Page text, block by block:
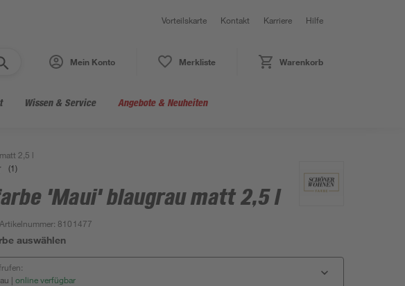
Vorteilskarte Kontakt Karriere Hilfe
Mein Konto Merkliste Warenkorb
Wissen & Service Angebote & Neuheiten
2,5 l
(1)
'Maui' blaugrau matt 2,5 l
: 8101477
auswählen
| online verfügbar